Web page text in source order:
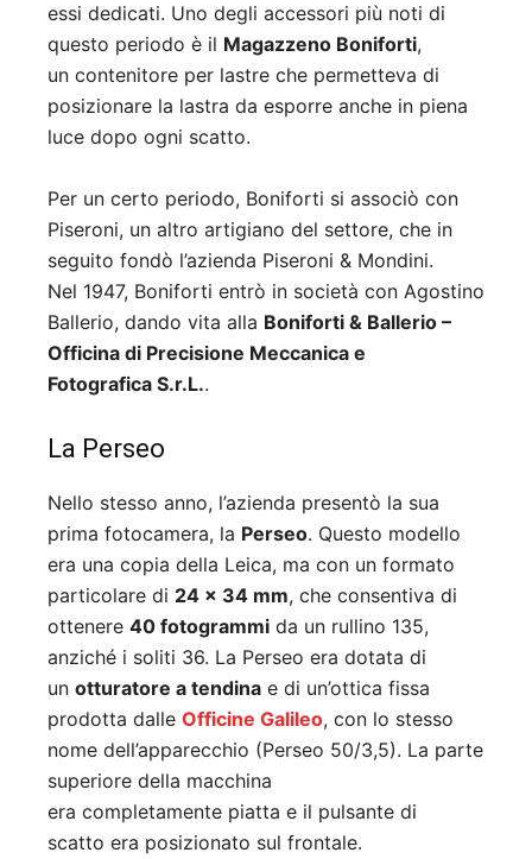
essi dedicati. Uno degli accessori più noti di
questo periodo è il Magazzeno Boniforti,
un contenitore per lastre che permetteva di
posizionare la lastra da esporre anche in piena
luce dopo ogni scatto.
Per un certo periodo, Boniforti si associò con
Piseroni, un altro artigiano del settore, che in
seguito fondò l’azienda Piseroni & Mondini.
Nel 1947, Boniforti entrò in società con Agostino
Ballerio, dando vita alla Boniforti & Ballerio –
Officina di Precisione Meccanica e
Fotografica S.r.L..
La Perseo
Nello stesso anno, l’azienda presentò la sua
prima fotocamera, la Perseo. Questo modello
era una copia della Leica, ma con un formato
particolare di 24 x 34 mm, che consentiva di
ottenere 40 fotogrammi da un rullino 135,
anziché i soliti 36. La Perseo era dotata di
un otturatore a tendina e di un’ottica fissa
prodotta dalle Officine Galileo, con lo stesso
nome dell’apparecchio (Perseo 50/3,5). La parte
superiore della macchina
era completamente piatta e il pulsante di
scatto era posizionato sul frontale.